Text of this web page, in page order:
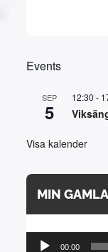
Events
SEP
5
12:30 -
Visa kalender
MIN
Ljudspelare
00:00